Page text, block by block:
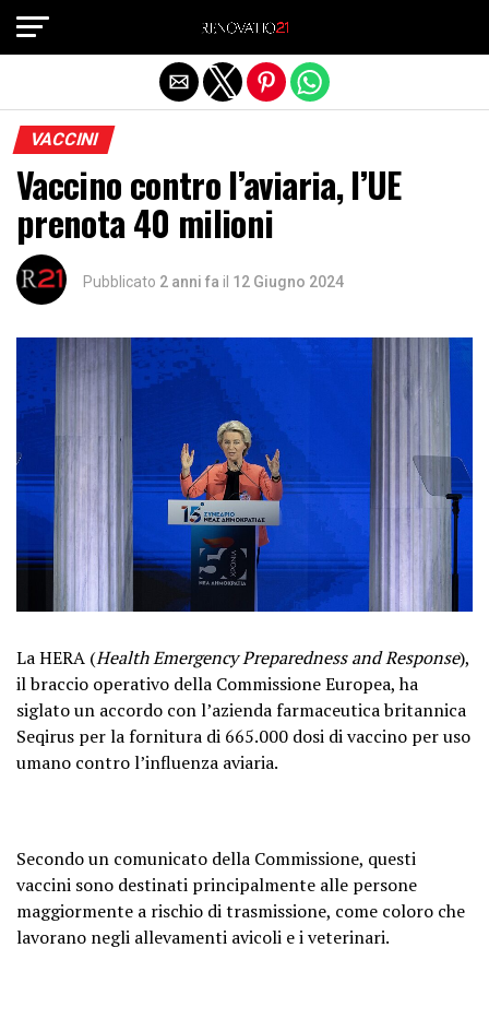
VACCINI
Vaccino contro l’aviaria, l’UE
prenota 40 milioni
Pubblicato 2 anni fa il 12 Giugno 2024
La HERA (Health Emergency Preparedness and Response),
il braccio operativo della Commissione Europea, ha
siglato un accordo con l’azienda farmaceutica britannica
Seqirus per la fornitura di 665.000 dosi di vaccino per uso
umano contro l’influenza aviaria.
Secondo un comunicato della Commissione, questi
vaccini sono destinati principalmente alle persone
maggiormente a rischio di trasmissione, come coloro che
lavorano negli allevamenti avicoli e i veterinari.
Exit mobile version